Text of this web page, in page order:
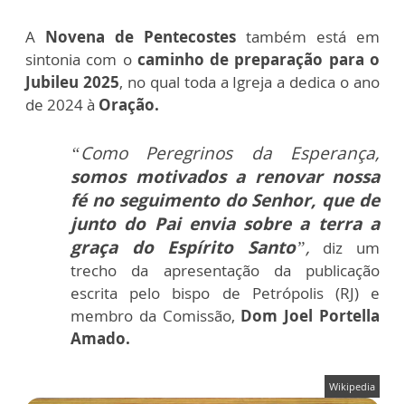
A Novena de Pentecostes também está em
sintonia com o caminho de preparação para o
Jubileu 2025, no qual toda a Igreja a dedica o ano
de 2024 à Oração.
“Como Peregrinos da Esperança,
somos motivados a renovar nossa
fé no seguimento do Senhor, que de
junto do Pai envia sobre a terra a
graça do Espírito Santo”, diz um
trecho da apresentação da publicação
escrita pelo bispo de Petrópolis (RJ) e
membro da Comissão, Dom Joel Portella
Amado.
Wikipedia